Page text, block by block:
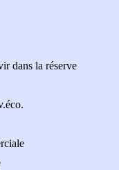
dans la réserve